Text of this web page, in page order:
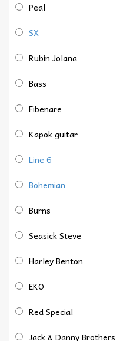
Peal
SX
Rubin Jolana
Bass
Fibenare
Kapok guitar
Line 6
Bohemian
Burns
Seasick Steve
Harley Benton
EKO
Red Special
Jack & Danny Brothers